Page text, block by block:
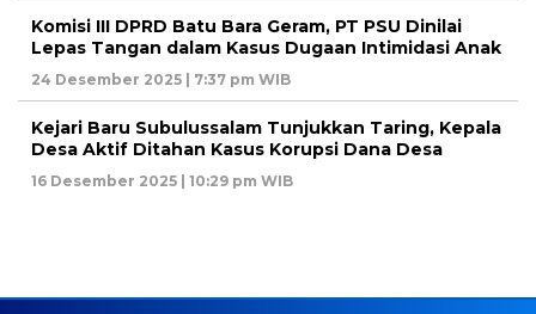
Komisi III DPRD Batu Bara Geram, PT PSU Dinilai
Lepas Tangan dalam Kasus Dugaan Intimidasi Anak
24 Desember 2025 | 7:37 pm WIB
Kejari Baru Subulussalam Tunjukkan Taring, Kepala
Desa Aktif Ditahan Kasus Korupsi Dana Desa
16 Desember 2025 | 10:29 pm WIB